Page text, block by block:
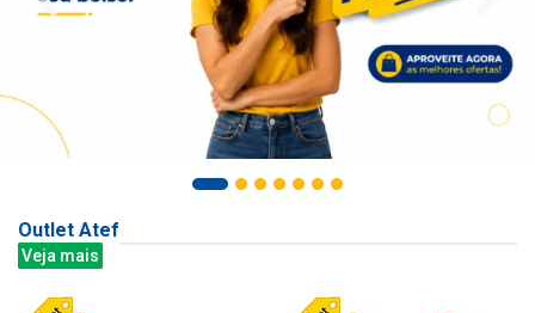
Outlet Atef
Veja mais